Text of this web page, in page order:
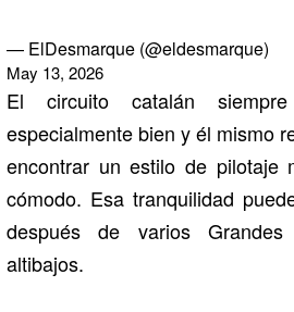
— ElDesmarque (@eldesmarque)
May 13, 2026
El circuito catalán
especialmente bien y él mismo
encontrar un estilo de pilotaje
cómodo. Esa tranquilidad
después de varios
altibajos.